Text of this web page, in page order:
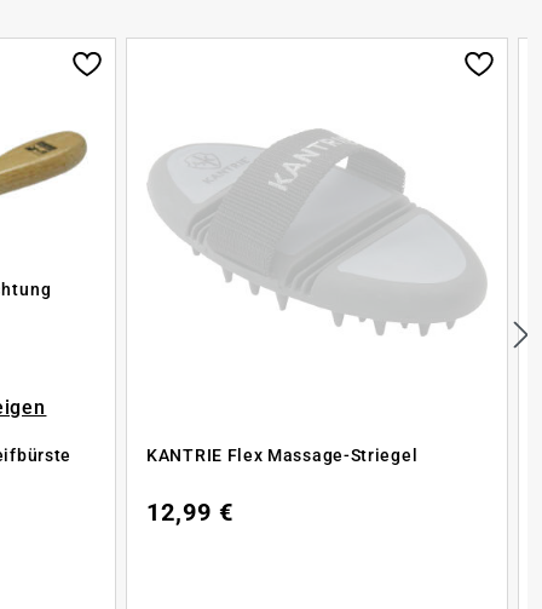
KANTRIE Flex Massage-Striegel
12,99 €